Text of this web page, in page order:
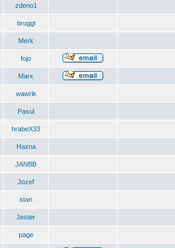
zdeno1
bruggi
Merk
fojo
Marx
wawrik
Pasul
hrabeX33
Haxna
JANBB
Jozef
stan
Jester
page